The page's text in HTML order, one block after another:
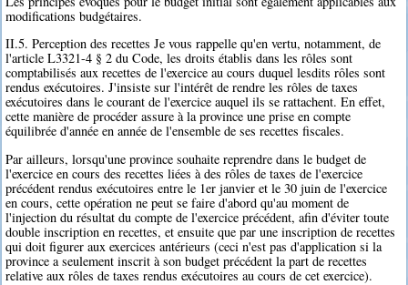
modifications budgétaires.
II.5. Perception des recettes Je vous rappelle qu'en vertu, notamment, de
l'article L3321-4 § 2 du Code, les droits établis dans les rôles sont
comptabilisés aux recettes de l'exercice au cours duquel lesdits rôles sont
rendus exécutoires. J'insiste sur l'intérêt de rendre les rôles de taxes
exécutoires dans le courant de l'exercice auquel ils se rattachent. En effet,
cette manière de procéder assure à la province une prise en compte
équilibrée d'année en année de l'ensemble de ses recettes fiscales.
Par ailleurs, lorsqu'une province souhaite reprendre dans le budget de
l'exercice en cours des recettes liées à des rôles de taxes de l'exercice
précédent rendus exécutoires entre le 1er janvier et le 30 juin de l'exercice
en cours, cette opération ne peut se faire d'abord qu'au moment de
l'injection du résultat du compte de l'exercice précédent, afin d'éviter toute
double inscription en recettes, et ensuite que par une inscription de recettes
qui doit figurer aux exercices antérieurs (ceci n'est pas d'application si la
province a seulement inscrit à son budget précédent la part de recettes
relative aux rôles de taxes rendus exécutoires au cours de cet exercice).